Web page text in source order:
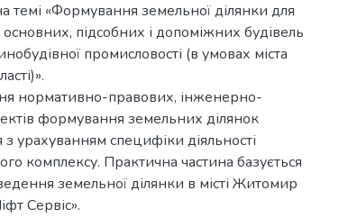
темі «Формування земельної ділянки для
основних, підсобних і допоміжних будівель
промисловості (в умовах міста
нормативно-правових, інженерно-
формування земельних ділянок
урахуванням специфіки діяльності
комплексу. Практична частина базується
земельної ділянки в місті Житомир
Сервіс».